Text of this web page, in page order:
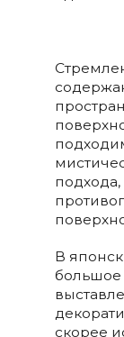
подхода,
В
большое
скорее